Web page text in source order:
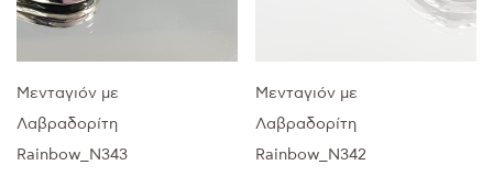
Μενταγιόν με
Λαβραδορίτη
Rainbow_Ν343
Μενταγιόν με
Λαβραδορίτη
Rainbow_Ν342